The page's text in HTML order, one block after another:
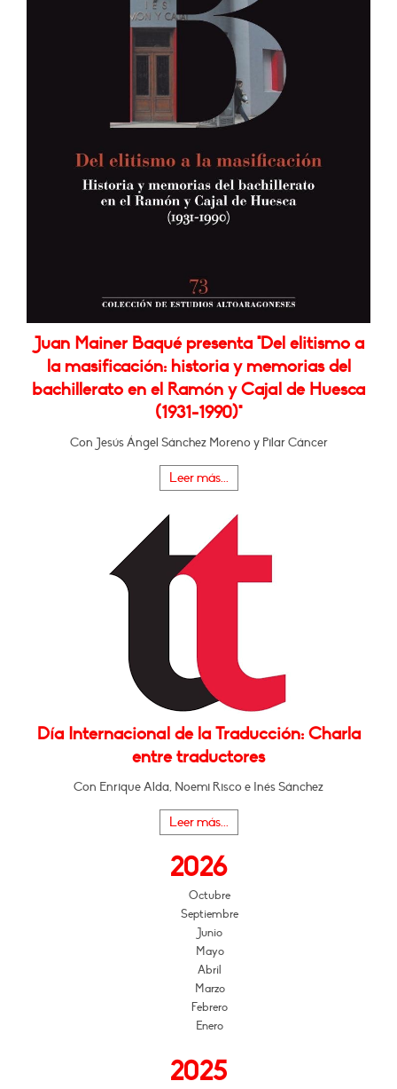
Juan Mainer Baqué presenta "Del elitismo a
la masificación: historia y memorias del
bachillerato en el Ramón y Cajal de Huesca
(1931-1990)"
Con Jesús Ángel Sánchez Moreno y Pilar Cáncer
Leer más...
Día Internacional de la Traducción: Charla
entre traductores
Con Enrique Alda, Noemi Risco e Inés Sánchez
Leer más...
2026
Octubre
Septiembre
Junio
Mayo
Abril
Marzo
Febrero
Enero
2025